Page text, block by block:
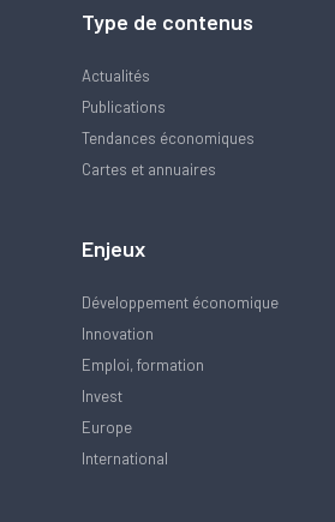
Type de contenus
Actualités
Publications
Tendances économiques
Cartes et annuaires
Enjeux
Développement économique
Innovation
Emploi, formation
Invest
Europe
International